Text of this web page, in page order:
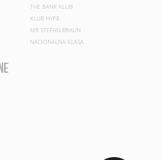
THE BANK KLUB
KLUB HYPE
MR STEFAN BRAUN
NACIONALNA KLASA